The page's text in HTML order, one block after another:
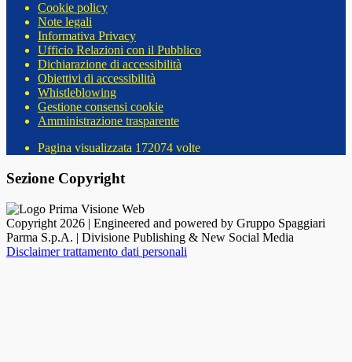
Cookie policy
Note legali
Informativa Privacy
Ufficio Relazioni con il Pubblico
Dichiarazione di accessibilità
Obiettivi di accessibilità
Whistleblowing
Gestione consensi cookie
Amministrazione trasparente
Pagina visualizzata 172074 volte
Sezione Copyright
Copyright 2026 | Engineered and powered by Gruppo Spaggiari
Parma S.p.A. | Divisione Publishing & New Social Media
Disclaimer trattamento dati personali